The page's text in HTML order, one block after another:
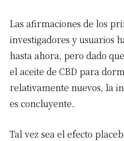
Las afirmaciones de los
investigadores y usuarios
hasta ahora, pero dado
el aceite de CBD para
relativamente nuevos, la
es concluyente.
Tal vez sea el efecto